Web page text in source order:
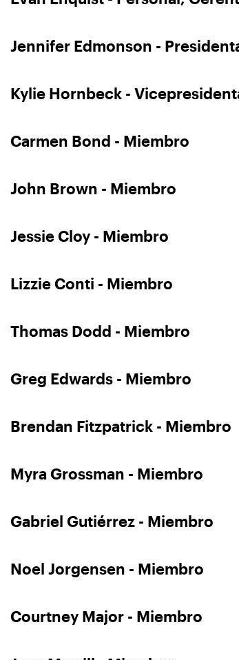
Jennifer Edmonson -
Kylie Hornbeck -
Carmen Bond - Miembro
John Brown - Miembro
Jessie Cloy - Miembro
Lizzie Conti - Miembro
Thomas Dodd - Miembro
Greg Edwards - Miembro
Brendan Fitzpatrick - Miembro
Myra Grossman - Miembro
Gabriel Gutiérrez - Miembro
Noel Jorgensen - Miembro
Courtney Major - Miembro